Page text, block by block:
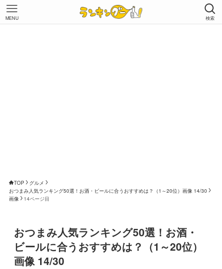
検索
MENU
TOP
グルメ
おつまみ人気ランキング50選！お酒・ビールに合うおすすめは？（1～20位）画像 14/30
画像
14ページ目
おつまみ人気ランキング50選！お酒・
ビールに合うおすすめは？（1～20位）
画像 14/30